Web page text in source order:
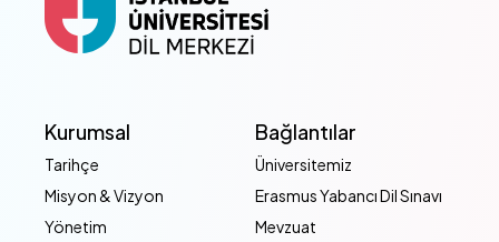
Kurumsal
Tarihçe
Misyon & Vizyon
Yönetim
Bağlantılar
Üniversitemiz
Erasmus Yabancı Dil Sınavı
Mevzuat